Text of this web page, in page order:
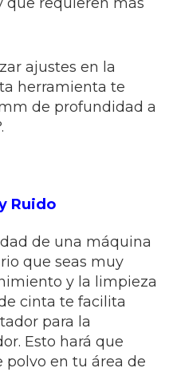
ajustes en la
herramienta te
de profundidad a
Ruido
de una máquina
que seas muy
y la limpieza
cinta te facilita
para la
Esto hará que
en tu área de